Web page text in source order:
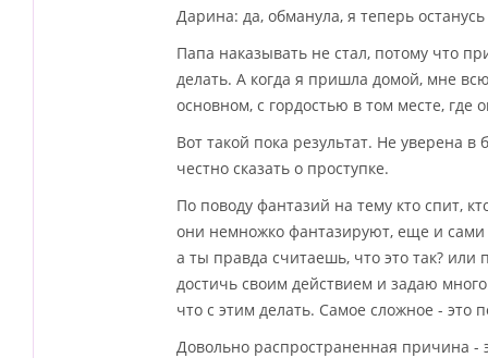
Дарина: да, обманула, я теперь останусь
Папа наказывать не стал, потому что
делать. А когда я пришла домой, мне
основном, с гордостью в том месте, где
Вот такой пока результат. Не уверена
честно сказать о проступке.
По поводу фантазий на тему кто спит,
они немножко фантазируют, еще и сами
а ты правда считаешь, что это так? или
достичь своим действием и задаю
что с этим делать. Самое сложное - это
Довольно распространенная причина -